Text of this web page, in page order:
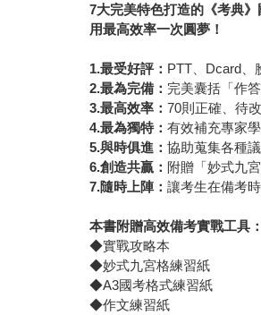
7大完美特色打造的《考典》
用最高效率一次圓夢！
1.最受好評： PTT、Dcard、
2.最為完備： 完美囊括「作
3.最高效率：70則正確、待
4.最為獨特：有效補充專家
5.與時俱進：協助蒐集各種
6.創造共贏： 附贈「妙式九
7.隨時上陣：讓考生在備考
本書附贈高效備考實戰工具：
◆實戰攻略本
◆妙式九宮格練習紙
◆A3國考格式練習紙
◆作文練習紙